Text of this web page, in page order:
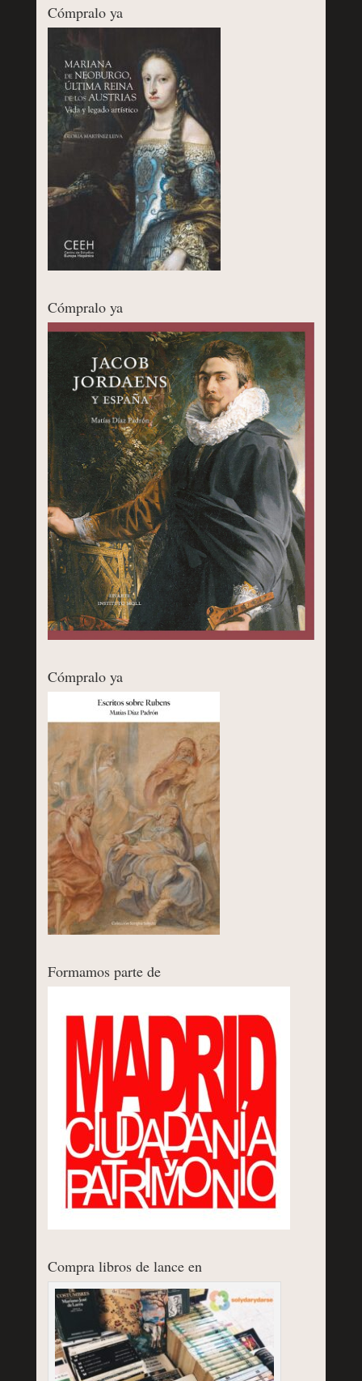
Cómpralo ya
Cómpralo ya
Cómpralo ya
Formamos parte de
Compra libros de lance en